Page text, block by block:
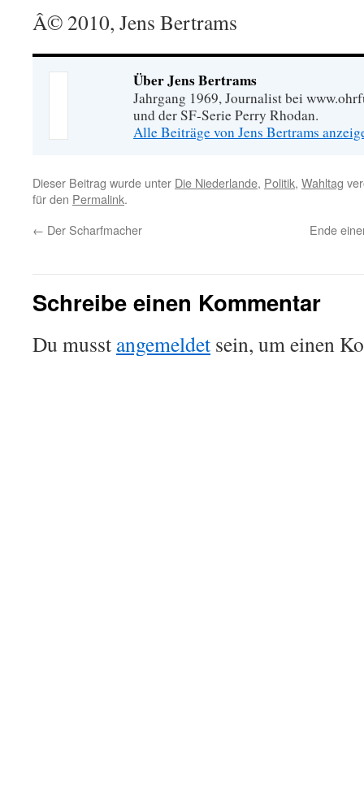
Â© 2010, Jens Bertrams
Über Jens Bertrams
Jahrgang 1969, Journalist bei
und der SF-Serie Perry Rhodan.
Alle Beiträge von Jens Bertrams
Dieser Beitrag wurde unter Die Niederlande, Politik, Wahltag
für den Permalink.
← Der Scharfmacher Ende
Schreibe einen Kommentar
Du musst angemeldet sein, um einen